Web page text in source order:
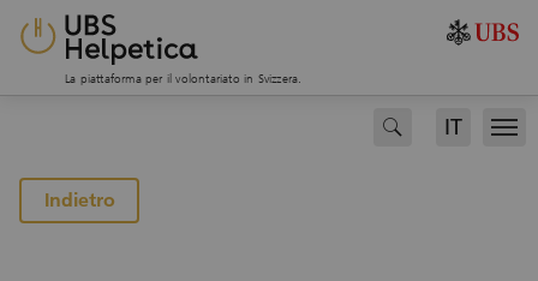
La piattaforma per il volontariato in Svizzera.
search IT
Indietroalla pagina dei progetti